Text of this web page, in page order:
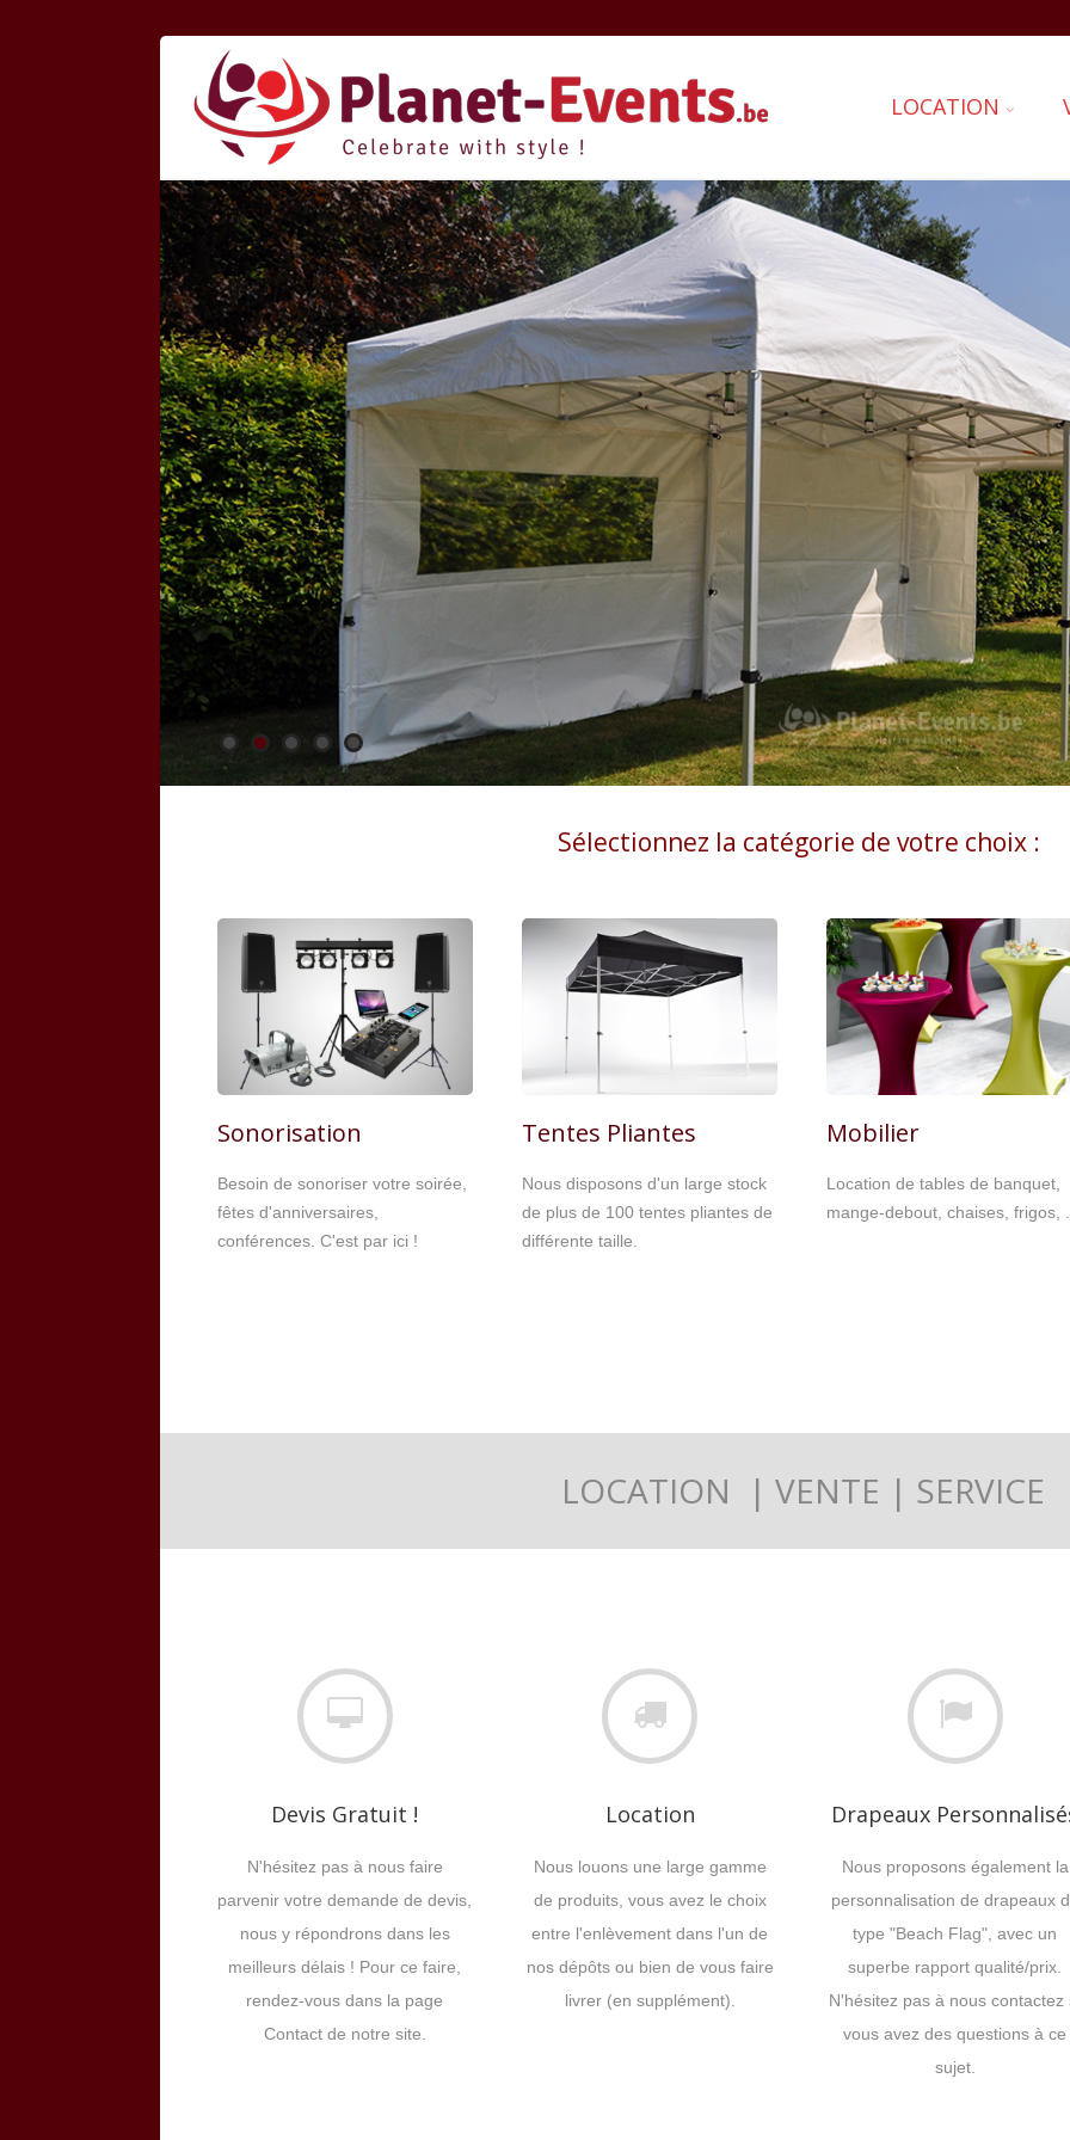
LOCATION
Sélectionnez la catégorie de votre choix :
Sonorisation
Besoin de sonoriser votre soirée,
fêtes d'anniversaires,
conférences. C'est par ici !
Tentes Pliantes
Nous disposons d'un large stock
de plus de 100 tentes pliantes de
différente taille.
Mobilier
Location de tables de banquet,
mange-debout, chaises, frigos,
LOCATION | VENTE | SERVICE
Devis Gratuit !
N'hésitez pas à nous faire
parvenir votre demande de devis,
nous y répondrons dans les
meilleurs délais ! Pour ce faire,
rendez-vous dans la page
Contact de notre site.
Location
Nous louons une large gamme
de produits, vous avez le choix
entre l'enlèvement dans l'un de
nos dépôts ou bien de vous faire
livrer (en supplément).
Drapeaux
Nous proposons également la
personnalisation de drapeaux
type "Beach Flag", avec un
superbe rapport qualité/prix.
N'hésitez pas à nous contactez
vous avez des questions à ce
sujet.